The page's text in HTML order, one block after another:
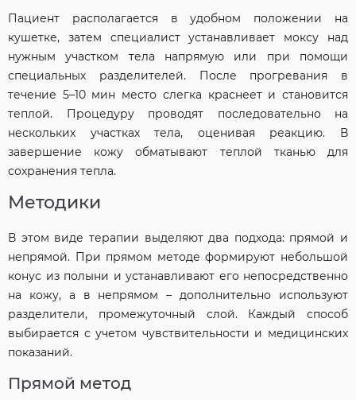
Пациент располагается в удобном положении на
кушетке, затем специалист устанавливает моксу над
нужным участком тела напрямую или при помощи
специальных разделителей. После прогревания в
течение 5–10 мин место слегка краснеет и становится
теплой. Процедуру проводят последовательно на
нескольких участках тела, оценивая реакцию. В
завершение кожу обматывают теплой тканью для
сохранения тепла.
Методики
В этом виде терапии выделяют два подхода: прямой и
непрямой. При прямом методе формируют небольшой
конус из полыни и устанавливают его непосредственно
на кожу, а в непрямом – дополнительно используют
разделители, промежуточный слой. Каждый способ
выбирается с учетом чувствительности и медицинских
показаний.
Прямой метод